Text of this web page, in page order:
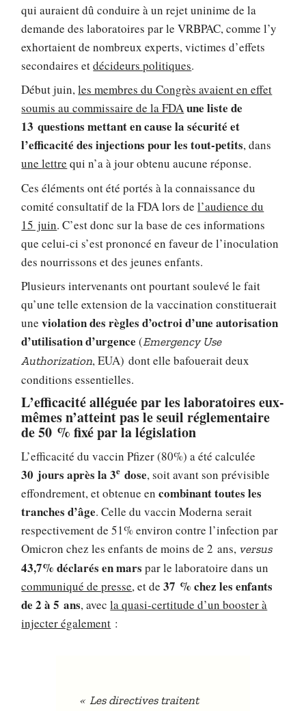
qui auraient dû conduire à un rejet uninime de la
demande des laboratoires par le VRBPAC, comme l’y
exhortaient de nombreux experts, victimes d’effets
secondaires etdécideurs politiques.
Début juin,les membres du Congrès avaient en effet
soumis au commissaire de la FDAune liste de
13 questions mettant en cause la sécurité et
l’efficacité des injections pour les tout-petits, dans
unelettre qui n’a à jour obtenu aucune réponse.
Ces éléments ont été portés à la connaissance du
comité consultatif de la FDA lors del’audience du
15 juin. C’est donc sur la base de ces informations
que celui-ci s’est prononcé en faveur de l’inoculation
des nourrissons et des jeunes enfants.
Plusieurs intervenants ont pourtant soulevé le fait
qu’une telle extension de la vaccination constituerait
uneviolation des règles d’octroi d’une autorisation
d’utilisation d’urgence (Emergency Use
Authorization, EUA) dont elle bafouerait deux
conditions essentielles.
L’efficacité alléguée par les laboratoires eux-
mêmes n’atteint pas le seuil réglementaire
de 50 % fixé par la législation
L’efficacité du vaccin Pfizer (80%) a été calculée
30 jours après la 3e dose, soit avant son prévisible
effondrement, et obtenue encombinant toutes les
tranches d’âge. Celle du vaccin Moderna serait
respectivement de 51% environ contre l’infection par
Omicron chez les enfants de moins de 2 ans, versus
43,7% déclarés en mars par le laboratoire dans un
communiqué de presse, et de37 % chez les enfants
de 2 à 5 ans, avecla quasi-certitude d’un booster à
injecter également :
« Les directives traitent